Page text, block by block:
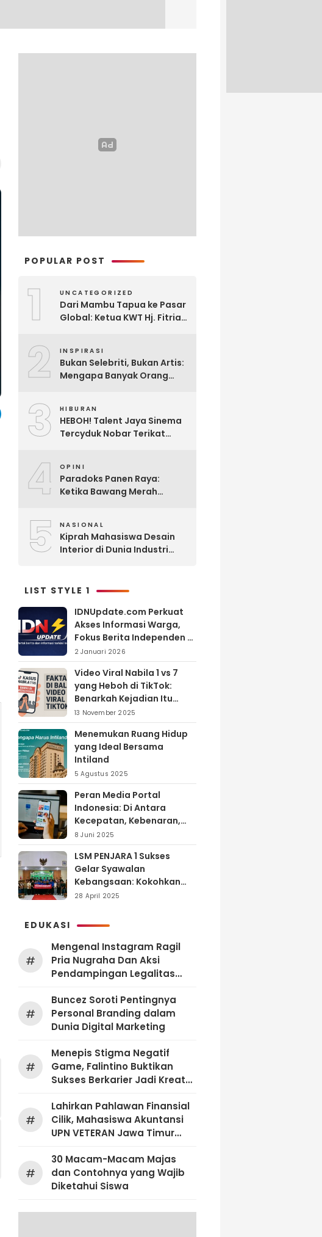
POPULAR POST
1 UNCATEGORIZED
Dari Mambu Tapua ke Pasar
Global: Ketua KWT Hj. Fitria
Negeri
2 INSPIRASI
Bukan Selebriti, Bukan Artis:
Mengapa Banyak Orang
3 HIBURAN
HEBOH! Talent Jaya Sinema
Tercyduk Nobar Terikat
4 OPINI
Paradoks Panen Raya:
Ketika Bawang Merah
5 NASIONAL
Kiprah Mahasiswa Desain
Interior di Dunia Industri
LIST STYLE 1
IDNUpdate.com Perkuat
Akses Informasi Warga,
Fokus Berita Independen di
Kabupaten Banyuasin
2 Januari 2026
Video Viral Nabila 1 vs 7
yang Heboh di TikTok:
Benarkah Kejadian Itu
Nyata?
13 November 2025
Menemukan Ruang Hidup
yang Ideal Bersama
Intiland
5 Agustus 2025
Peran Media Portal
Indonesia: Di Antara
Kecepatan, Kebenaran,
dan Tanggung Jawab
8 Juni 2025
LSM PENJARA 1 Sukses
Gelar Syawalan
Kebangsaan: Kokohkan
Tekad Melawan Korupsi
28 April 2025
EDUKASI
#
Mengenal Instagram Ragil
Pria Nugraha Dan Aksi
Pendampingan Legalitas
#
‎Buncez Soroti Pentingnya
Personal Branding dalam
Dunia Digital Marketing
#
Menepis Stigma Negatif
Game, Falintino Buktikan
Sukses Berkarier Jadi Kreator
#
Lahirkan Pahlawan Finansial
Cilik, Mahasiswa Akuntansi
UPN VETERAN Jawa Timur
Dengan Literasi Keuangan
Sejak Dini
#
30 Macam-Macam Majas
dan Contohnya yang Wajib
Diketahui Siswa